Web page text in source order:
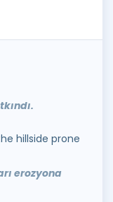
hillside prone
erozyona